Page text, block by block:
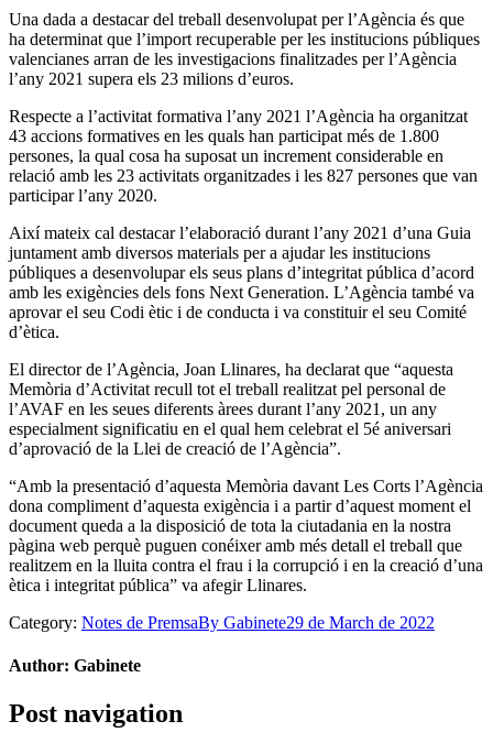
Una dada a destacar del treball desenvolupat per l’Agència és que
ha determinat que l’import recuperable per les institucions públiques
valencianes arran de les investigacions finalitzades per l’Agència
l’any 2021 supera els 23 milions d’euros.
Respecte a l’activitat formativa l’any 2021 l’Agència ha organitzat
43 accions formatives en les quals han participat més de 1.800
persones, la qual cosa ha suposat un increment considerable en
relació amb les 23 activitats organitzades i les 827 persones que van
participar l’any 2020.
Així mateix cal destacar l’elaboració durant l’any 2021 d’una Guia
juntament amb diversos materials per a ajudar les institucions
públiques a desenvolupar els seus plans d’integritat pública d’acord
amb les exigències dels fons Next Generation. L’Agència també va
aprovar el seu Codi ètic i de conducta i va constituir el seu Comité
d’ètica.
El director de l’Agència, Joan Llinares, ha declarat que “aquesta
Memòria d’Activitat recull tot el treball realitzat pel personal de
l’AVAF en les seues diferents àrees durant l’any 2021, un any
especialment significatiu en el qual hem celebrat el 5é aniversari
d’aprovació de la Llei de creació de l’Agència”.
“Amb la presentació d’aquesta Memòria davant Les Corts l’Agència
dona compliment d’aquesta exigència i a partir d’aquest moment el
document queda a la disposició de tota la ciutadania en la nostra
pàgina web perquè puguen conéixer amb més detall el treball que
realitzem en la lluita contra el frau i la corrupció i en la creació d’una
ètica i integritat pública” va afegir Llinares.
Category: Notes de PremsaBy Gabinete29 de March de 2022
Author: Gabinete
Post navigation